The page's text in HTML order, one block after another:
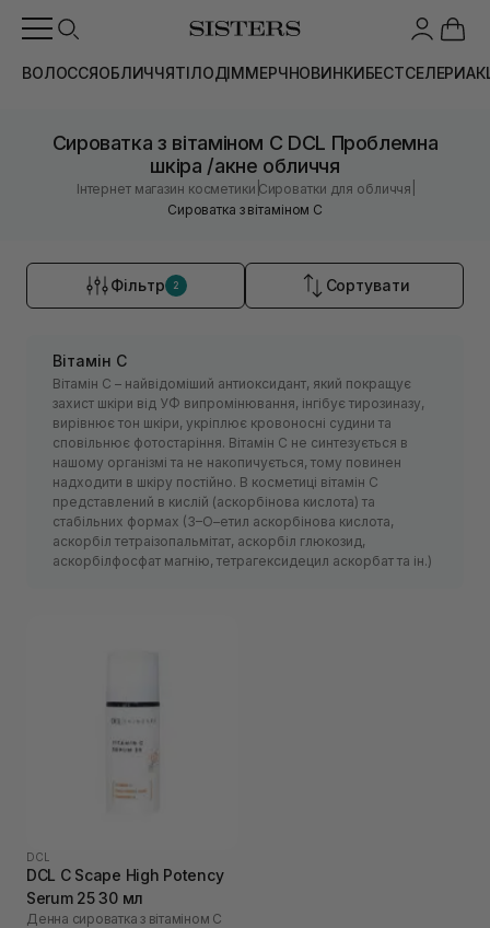
ВОЛОССЯОБЛИЧЧЯТІЛОДІММЕРЧНОВИНКИБЕСТСЕЛЕРИ
Сироватка з вітаміном С DCL Проблемна
шкіра /акне обличчя
Інтернет магазин косметики |Сироватки для обличчя
Сироватка з вітаміном С
Фільтр 2 Сортувати
Вітамін С
Вітамін С – найвідоміший антиоксидант, який покращує
захист шкіри від УФ випромінювання, інгібує тирозиназу,
вирівнює тон шкіри, укріплює кровоносні судини та
сповільнює фотостаріння. Вітамін С не синтезується в
нашому організмі та не накопичується, тому повинен
надходити в шкіру постійно. В косметиці вітамін С
представлений в кислій (аскорбінова кислота) та
стабільних формах (3–О–етил аскорбінова кислота,
аскорбіл тетраізопальмітат, аскорбіл глюкозид,
аскорбілфосфат магнію, тетрагексидецил аскорбат та ін.)
DCL
DCL C Scape High Potency
Serum 25 30 мл
Денна сироватка з вітаміном С